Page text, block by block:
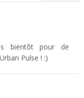
bientôt pour de
Pulse ! :)